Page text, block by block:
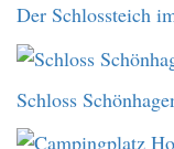
Der Schlossteich
Schloss